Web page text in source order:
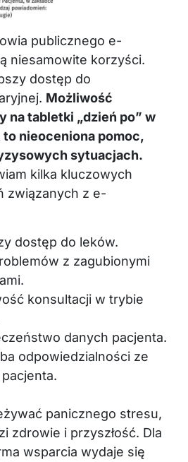
publicznego e-
niesamowite korzyści.
dostęp do
Możliwość
na tabletki „dzień po” w
nieoceniona pomoc,
sytuacjach.
kilka kluczowych
związanych z e-
dostęp do leków.
z zagubionymi
konsultacji w trybie
danych pacjenta.
odpowiedzialności ze
panicznego stresu,
zdrowie i przyszłość. Dla
wsparcia wydaje się